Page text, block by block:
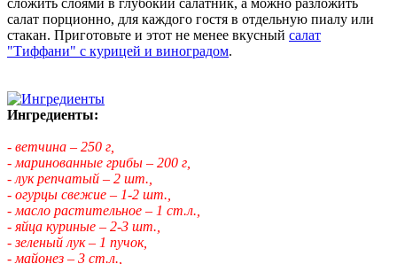
салат порционно, для каждого гостя в отдельную пиалу или
стакан. Приготовьте и этот не менее вкусный салат
"Тиффани" с курицей и виноградом.
Ингредиенты:
- ветчина – 250 г,
- маринованные грибы – 200 г,
- лук репчатый – 2 шт.,
- огурцы свежие – 1-2 шт.,
- масло растительное – 1 ст.л.,
- яйца куриные – 2-3 шт.,
- зеленый лук – 1 пучок,
- майонез – 3 ст.л.,